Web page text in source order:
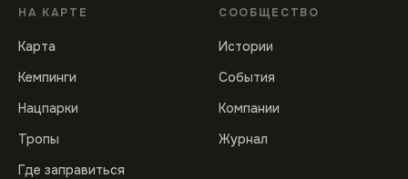
НА КАРТЕ
Карта
Кемпинги
Нацпарки
Тропы
Где заправиться
СООБЩЕСТВО
Истории
События
Компании
Журнал